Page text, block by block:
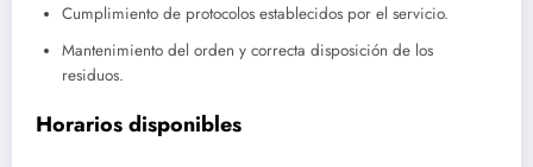
Cumplimiento de protocolos establecidos por el servicio.
Mantenimiento del orden y correcta disposición de los
residuos.
Horarios disponibles